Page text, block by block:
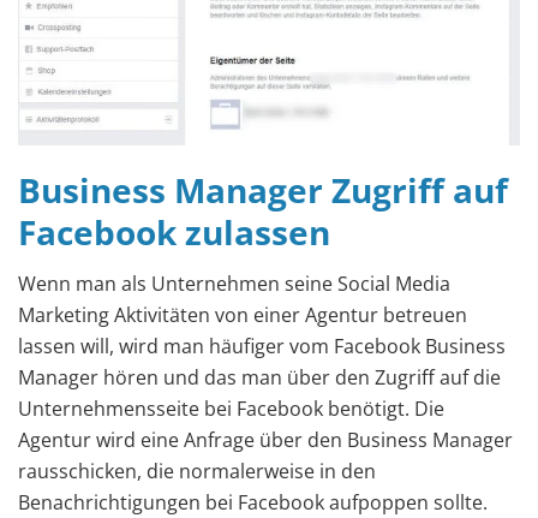
Business Manager Zugriff auf
Facebook zulassen
Wenn man als Unternehmen seine Social Media
Marketing Aktivitäten von einer Agentur betreuen
lassen will, wird man häufiger vom Facebook Business
Manager hören und das man über den Zugriff auf die
Unternehmensseite bei Facebook benötigt. Die
Agentur wird eine Anfrage über den Business Manager
rausschicken, die normalerweise in den
Benachrichtigungen bei Facebook aufpoppen sollte.